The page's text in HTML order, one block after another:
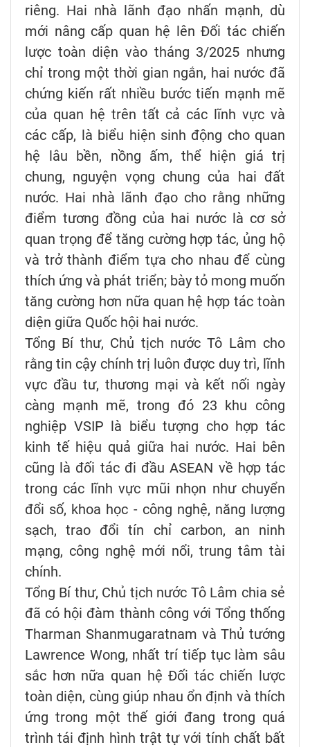
riêng. Hai nhà lãnh đạo nhấn mạnh, dù
mới nâng cấp quan hệ lên Đối tác chiến
lược toàn diện vào tháng 3/2025 nhưng
chỉ trong một thời gian ngắn, hai nước đã
chứng kiến rất nhiều bước tiến mạnh mẽ
của quan hệ trên tất cả các lĩnh vực và
các cấp, là biểu hiện sinh động cho quan
hệ lâu bền, nồng ấm, thể hiện giá trị
chung, nguyện vọng chung của hai đất
nước. Hai nhà lãnh đạo cho rằng những
điểm tương đồng của hai nước là cơ sở
quan trọng để tăng cường hợp tác, ủng hộ
và trở thành điểm tựa cho nhau để cùng
thích ứng và phát triển; bày tỏ mong muốn
tăng cường hơn nữa quan hệ hợp tác toàn
diện giữa Quốc hội hai nước.
Tổng Bí thư, Chủ tịch nước Tô Lâm cho
rằng tin cậy chính trị luôn được duy trì, lĩnh
vực đầu tư, thương mại và kết nối ngày
càng mạnh mẽ, trong đó 23 khu công
nghiệp VSIP là biểu tượng cho hợp tác
kinh tế hiệu quả giữa hai nước. Hai bên
cũng là đối tác đi đầu ASEAN về hợp tác
trong các lĩnh vực mũi nhọn như chuyển
đổi số, khoa học - công nghệ, năng lượng
sạch, trao đổi tín chỉ carbon, an ninh
mạng, công nghệ mới nổi, trung tâm tài
chính.
Tổng Bí thư, Chủ tịch nước Tô Lâm chia sẻ
đã có hội đàm thành công với Tổng thống
Tharman Shanmugaratnam và Thủ tướng
Lawrence Wong, nhất trí tiếp tục làm sâu
sắc hơn nữa quan hệ Đối tác chiến lược
toàn diện, cùng giúp nhau ổn định và thích
ứng trong một thế giới đang trong quá
trình tái định hình trật tự với tính chất bất